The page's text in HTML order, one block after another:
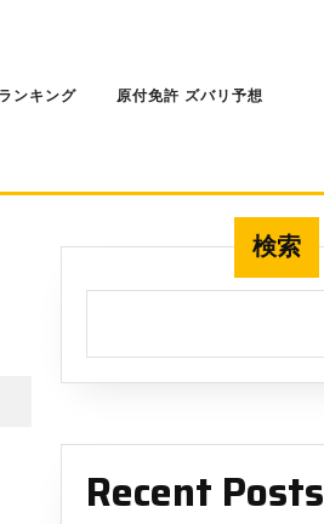
ンキング 原付免許 ズバリ予想
検索
Recent Posts